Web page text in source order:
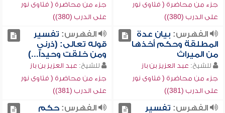
جزء من محاضرة ( فتاوى نور
على الدرب (380))
جزء من محاضرة ( فتاوى نور
على الدرب (380))
الفهرس: بيان عدة
المطلقة وحكم أخذها
من الميراث
للشيخ: عبد العزيز بن باز
جزء من محاضرة ( فتاوى نور
على الدرب (381))
الفهرس: تفسير
قوله تعالى: (ذرني
ومن خلقت وحيداً...)
للشيخ: عبد العزيز بن باز
جزء من محاضرة ( فتاوى نور
على الدرب (381))
الفهرس: تفسير
الفهرس:حكم